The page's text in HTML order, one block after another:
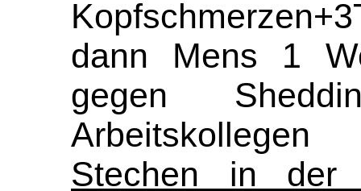
dann Mens 1
gegen
Arbeitskollegen
Stechen in der